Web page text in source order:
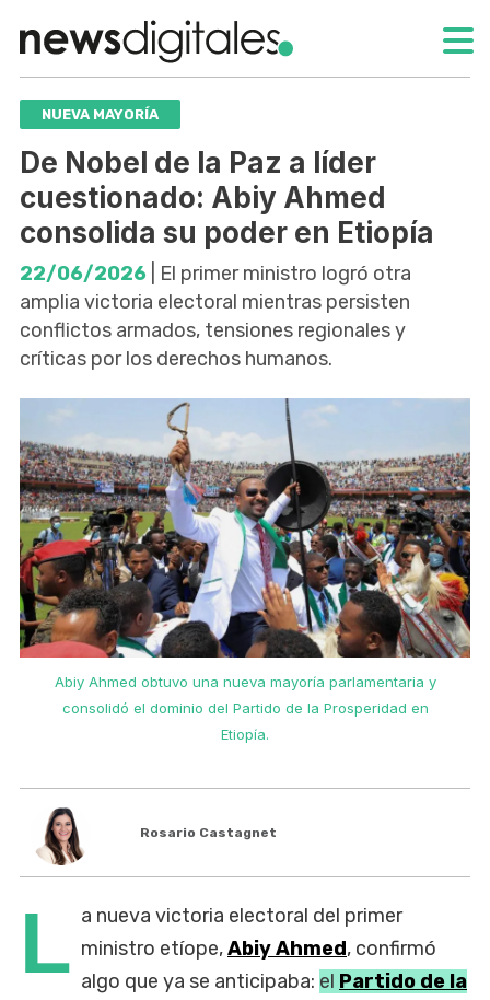
NUEVA MAYORÍA
De Nobel de la Paz a líder
cuestionado: Abiy Ahmed
consolida su poder en Etiopía
22/06/2026 | El primer ministro logró otra
amplia victoria electoral mientras persisten
conflictos armados, tensiones regionales y
críticas por los derechos humanos.
Abiy Ahmed obtuvo una nueva mayoría parlamentaria y
consolidó el dominio del Partido de la Prosperidad en
Etiopía.
Rosario Castagnet
L a nueva victoria electoral del primer
ministro etíope,Abiy Ahmed, confirmó
algo que ya se anticipaba: el Partido de la